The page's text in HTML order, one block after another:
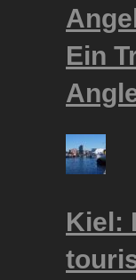
Ein
Kiel: